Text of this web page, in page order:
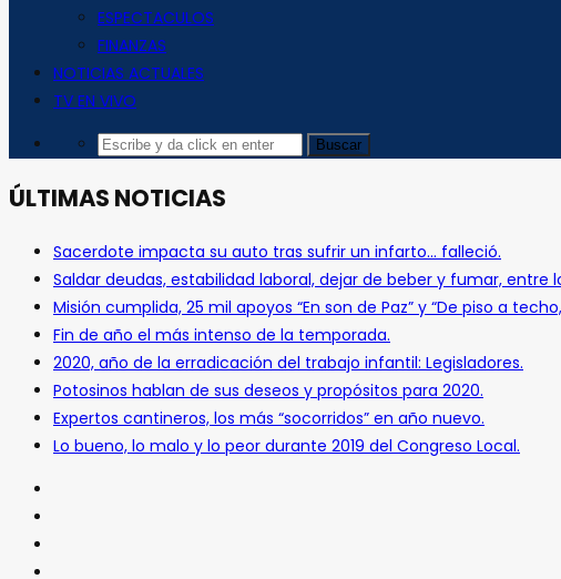
ESPECTACULOS
FINANZAS
NOTICIAS ACTUALES
TV EN VIVO
ÚLTIMAS NOTICIAS
Sacerdote impacta su auto tras sufrir un infarto… falleció.
Saldar deudas, estabilidad laboral, dejar de beber y fumar, entre
Misión cumplida, 25 mil apoyos “En son de Paz” y “De piso a
Fin de año el más intenso de la temporada.
2020, año de la erradicación del trabajo infantil: Legisladores.
Potosinos hablan de sus deseos y propósitos para 2020.
Expertos cantineros, los más “socorridos” en año nuevo.
Lo bueno, lo malo y lo peor durante 2019 del Congreso Local.